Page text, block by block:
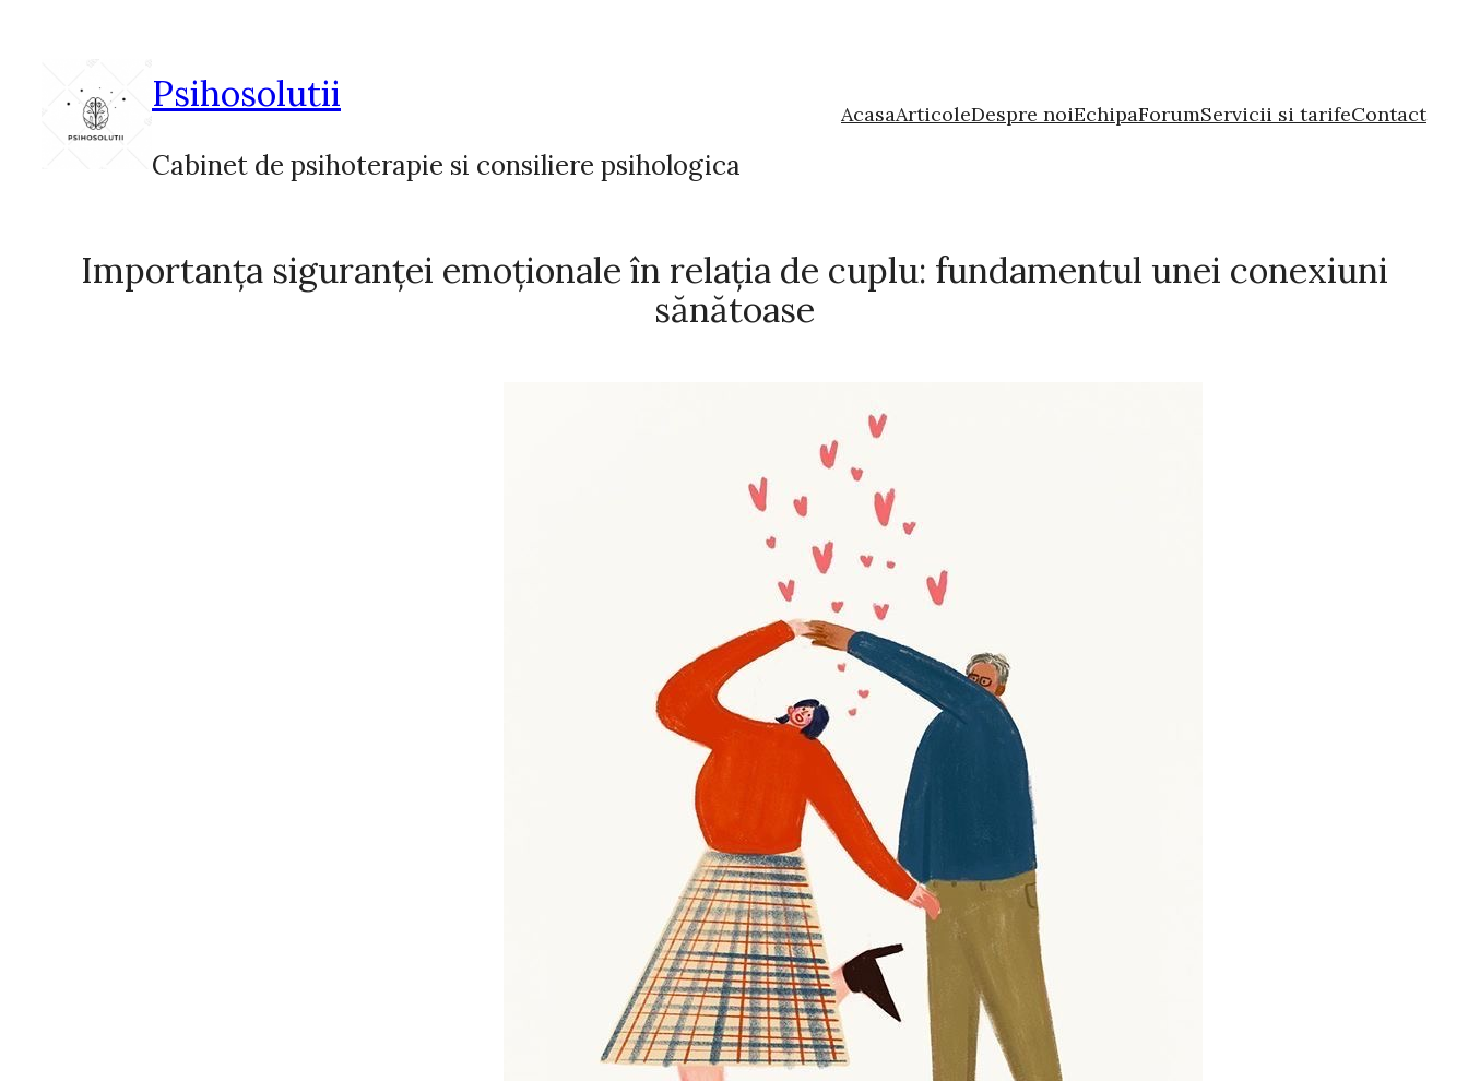
Psihosolutii
Cabinet de psihoterapie si consiliere psihologica
AcasaArticoleDespre noiEchipaForumServicii si tarifeContact
Importanța siguranței emoționale în relația de cuplu: fundamentul unei conexiuni
sănătoase